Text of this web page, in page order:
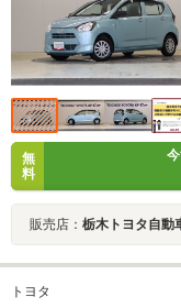
無
料
販売店： 栃木トヨタ自
トヨタ